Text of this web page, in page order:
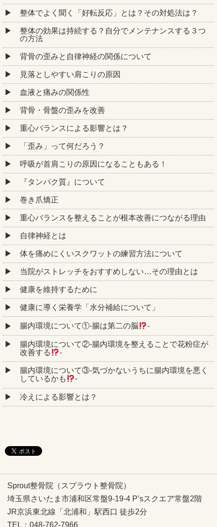
整体でよく聞く「好転反応」とは？その対処法は？
整体の効果は持続する？自分でメンテナンスする３つ
の方法
背骨の歪みと自律神経の関係について
見落としやすい肩こりの原因
血液と痛みの関係性
背骨・骨盤の歪みを改善
重心バランスによる影響とは？
「歪み」って何だろう？
呼吸が首肩こりの原因になることもある！
『タンパク質』について
巻き爪矯正
重心バランスを整えることが根本改善につながる理由
自律神経とは
体を痛めにくいスクワットの練習方法について
当院がストレッチをおすすめしない…その理由とは
健康を維持するために
健康に導く栄養学「水分補給について」
腸内環境について①‐腸は第二の脳 ‐
腸内環境について②‐腸内環境を整えることで花粉症が
改善する
‐
腸内環境について③‐気づかないうちに腸内環境を悪く
しているかも
‐
冷えによる影響とは？
Sprout整骨院（スプラウト整骨院）
埼玉県さいたま市浦和区常盤9-19-4 P’sスクエア常盤2階
JR京浜東北線「北浦和」駅西口 徒歩2分
TEL：048-762-7966